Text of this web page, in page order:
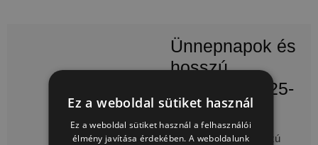
Ünnepnapok és
hosszú
hétvégék 2025-
ben
Ünnepnapok és hosszú
Ez a weboldal sütiket használ
Ez a weboldal sütiket használ a felhasználói
élmény javítása érdekében. A weboldalunk